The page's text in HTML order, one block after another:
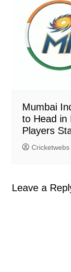
Mumbai
to Head in
Players
Cricketwebs
Leave a